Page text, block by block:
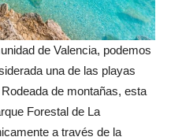
de Valencia, podemos
una de las playas
de montañas, esta
Forestal de La
a través de la